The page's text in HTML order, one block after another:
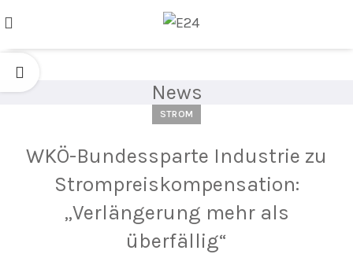
News
STROM
WKÖ-Bundessparte Industrie zu
Strompreiskompensation:
„Verlängerung mehr als
überfällig“